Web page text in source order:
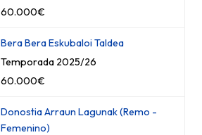
60.000€
Bera Bera Eskubaloi Taldea
Temporada 2025/26
60.000€
Donostia Arraun Lagunak (Remo -
Femenino)